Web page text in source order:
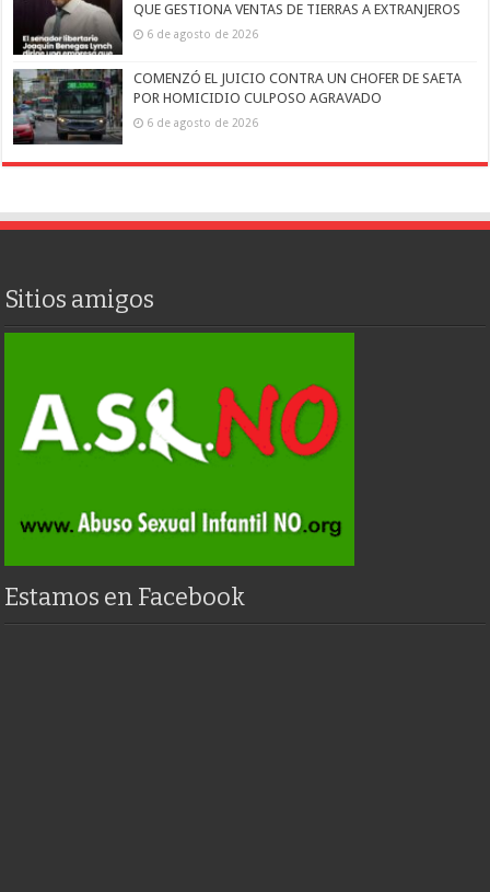
QUE GESTIONA VENTAS DE TIERRAS A EXTRANJEROS
6 de agosto de 2026
COMENZÓ EL JUICIO CONTRA UN CHOFER DE SAETA
POR HOMICIDIO CULPOSO AGRAVADO
6 de agosto de 2026
Sitios amigos
Estamos en Facebook